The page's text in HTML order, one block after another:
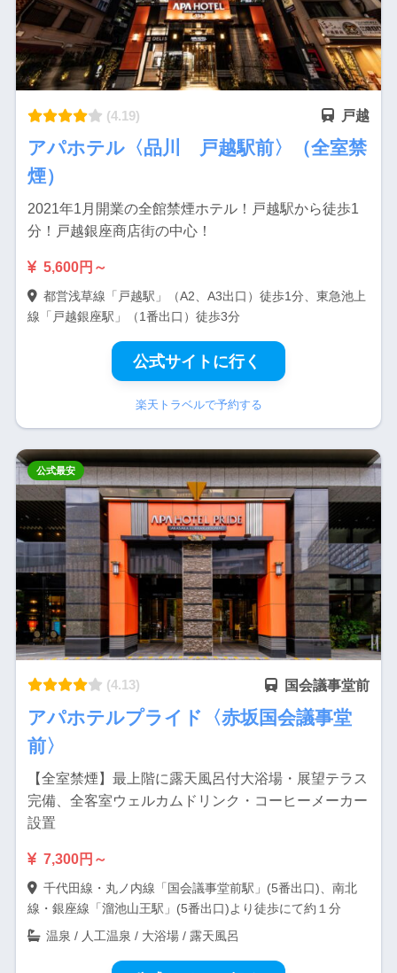
(4.19) 戸越
アパホテル〈品川 戸越駅前〉（全室禁
煙）
2021年1月開業の全館禁煙ホテル！戸越駅から徒歩1
分！戸越銀座商店街の中心！
5,600円～
都営浅草線「戸越駅」（A2、A3出口）徒歩1分、東急池上
線「戸越銀座駅」（1番出口）徒歩3分
公式サイトに行く
楽天トラベルで予約する
(4.13) 国会議事堂前
アパホテルプライド〈赤坂国会議事堂
前〉
【全室禁煙】最上階に露天風呂付大浴場・展望テラス
完備、全客室ウェルカムドリンク・コーヒーメーカー
設置
7,300円～
千代田線・丸ノ内線「国会議事堂前駅」(5番出口)、南北
線・銀座線「溜池山王駅」(5番出口)より徒歩にて約１分
温泉 / 人工温泉 / 大浴場 / 露天風呂
公式最安